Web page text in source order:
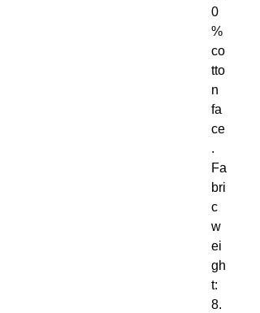
0
%
co
tto
n
fa
ce
.
Fa
bri
c
w
ei
gh
t:
8.